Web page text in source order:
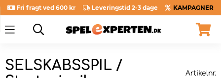
Fri fragt ved 600 kr Leveringstid 2-3 dage KAMPAGNER
SELSKABSSPIL /
Artikelnr.